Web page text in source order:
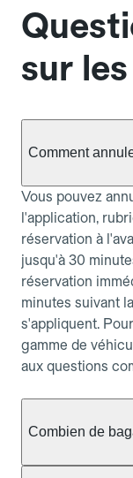
sur
Comment
Vous pouvez
l'application,
réservation à
jusqu'à 30
réservation
minutes suivant
s'appliquent.
gamme de
aux questions
Combien de